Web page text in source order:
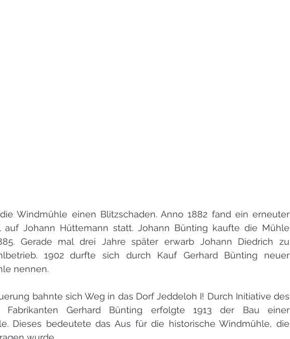
Windmühle einen Blitzschaden. Anno 1882 fand ein erneuter
auf Johann Hüttemann statt. Johann Bünting kaufte die Mühle
Gerade mal drei Jahre später erwarb Johann Diedrich zu
1902 durfte sich durch Kauf Gerhard Bünting neuer
nennen.
bahnte sich Weg in das Dorf Jeddeloh I! Durch Initiative des
Fabrikanten Gerhard Bünting erfolgte 1913 der Bau einer
Dieses bedeutete das Aus für die historische Windmühle, die